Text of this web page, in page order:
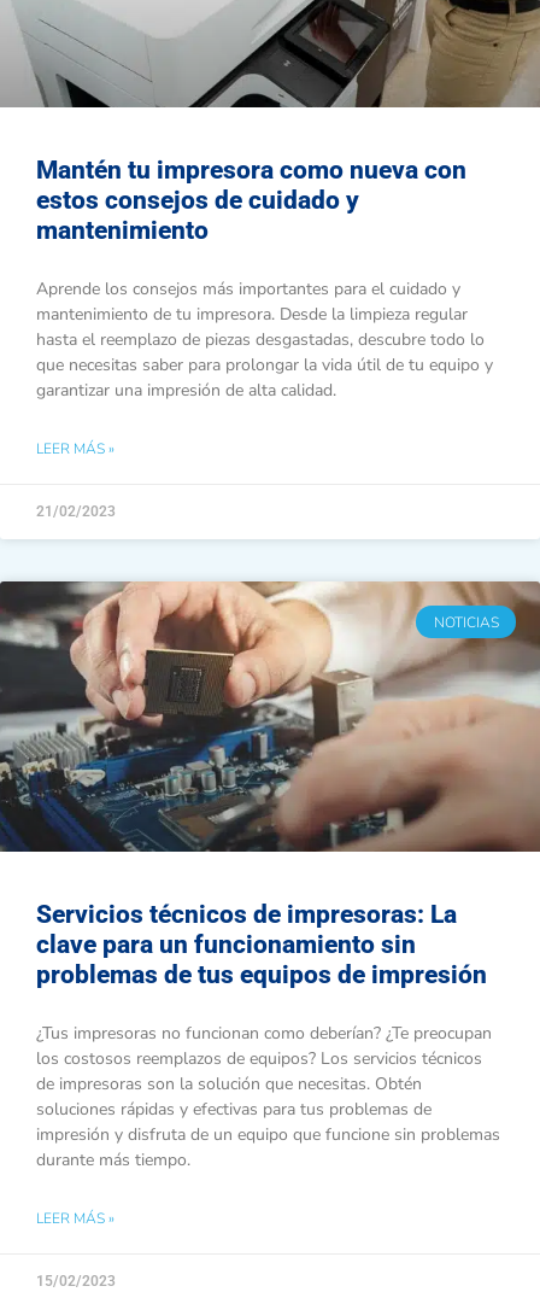
Mantén tu impresora como nueva con
estos consejos de cuidado y
mantenimiento
Aprende los consejos más importantes para el cuidado y
mantenimiento de tu impresora. Desde la limpieza regular
hasta el reemplazo de piezas desgastadas, descubre todo lo
que necesitas saber para prolongar la vida útil de tu equipo y
garantizar una impresión de alta calidad.
LEER MÁS »
21/02/2023
NOTICIAS
Servicios técnicos de impresoras: La
clave para un funcionamiento sin
problemas de tus equipos de impresión
¿Tus impresoras no funcionan como deberían? ¿Te preocupan
los costosos reemplazos de equipos? Los servicios técnicos
de impresoras son la solución que necesitas. Obtén
soluciones rápidas y efectivas para tus problemas de
impresión y disfruta de un equipo que funcione sin problemas
durante más tiempo.
LEER MÁS »
15/02/2023